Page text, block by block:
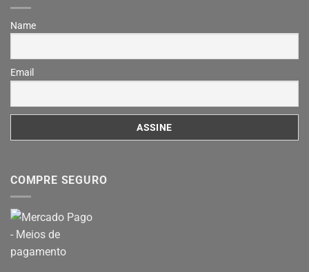
Name
Email
COMPRE SEGURO